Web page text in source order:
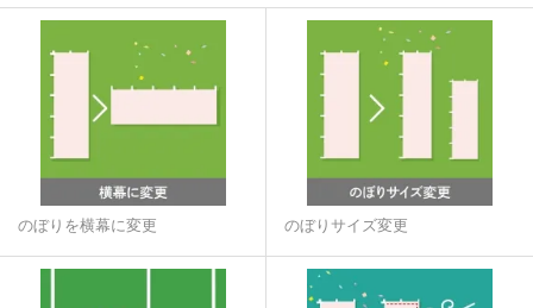
のぼりを横幕に変更 のぼりサイズ変更